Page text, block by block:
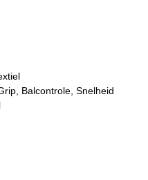
Balcontrole, Snelheid